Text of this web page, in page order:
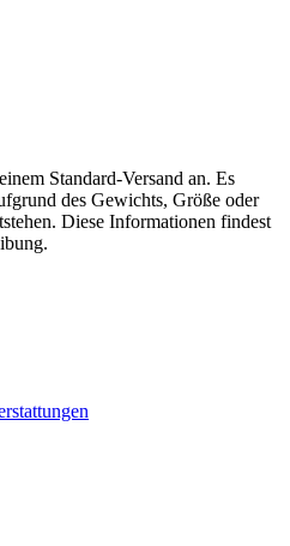
Standard-Versand an. Es
des Gewichts, Größe oder
Diese Informationen findest